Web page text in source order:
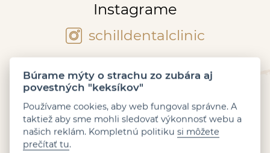
Instagrame
schilldentalclinic
Búrame mýty o strachu zo zubára aj
povestných "keksíkov"
Používame cookies, aby web fungoval správne. A
taktiež aby sme mohli sledovať výkonnosť webu a
našich reklám. Kompletnú politikusi môžete
prečítať tu.